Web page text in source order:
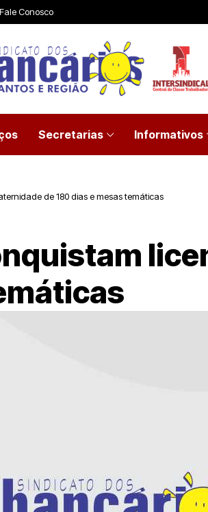
Fale Conosco
Secretarias Informativos
de 180 dias e mesas temáticas